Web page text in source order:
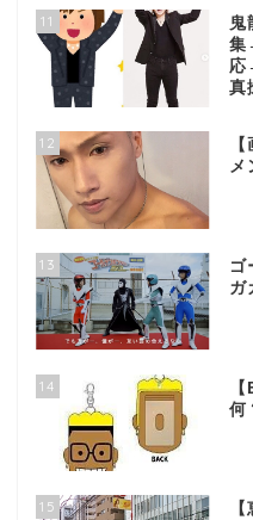
11
鬼
集
応
真
12
メ
13
ゴ
ガ
14
何
15